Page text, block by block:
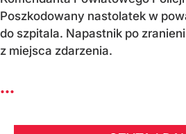
Poszkodowany nastolatek w
do szpitala. Napastnik po
z miejsca zdarzenia.
...